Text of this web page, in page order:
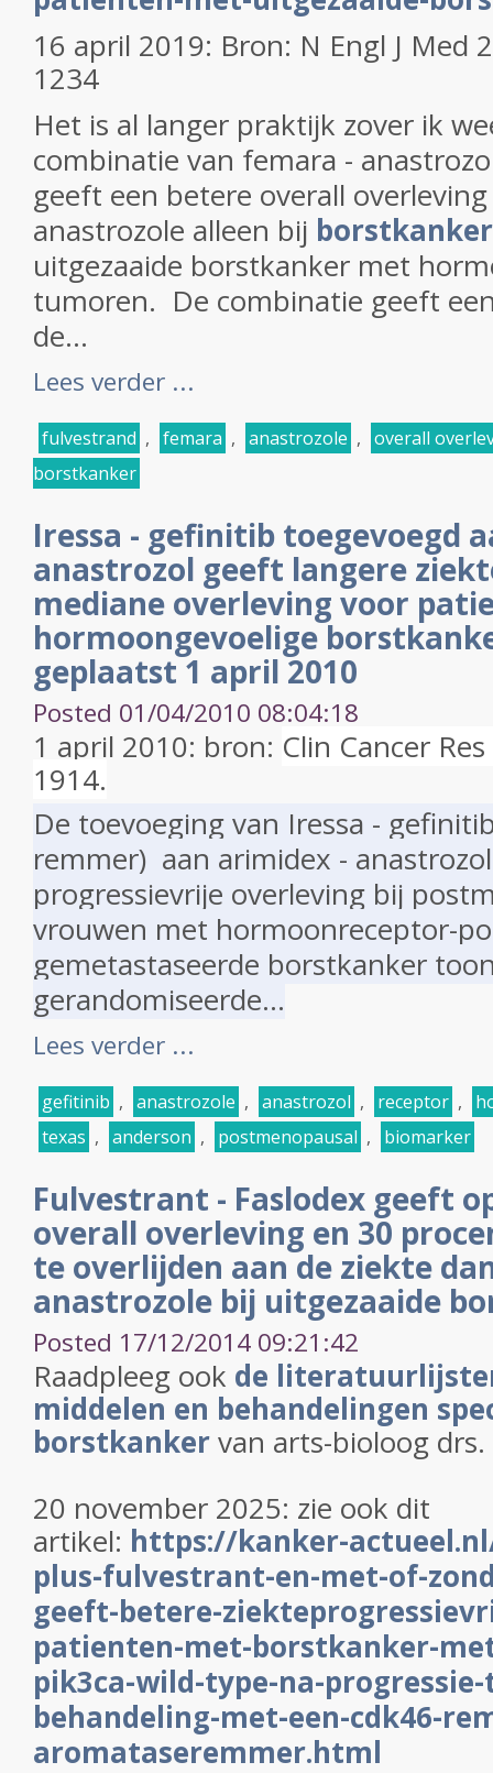
16 april 2019: Bron: N Engl J Med
1234
Het is al langer praktijk zover ik
combinatie van femara -
geeft een betere overall
anastrozole alleen bij
uitgezaaide borstkanker met
tumoren. De combinatie geeft
de...
Lees verder ...
fulvestrand , femara , anastrozole , overall
borstkanker
Iressa - gefinitib toegevoegd
anastrozol geeft langere
mediane overleving voor
hormoongevoelige
geplaatst 1 april 2010
Posted 01/04/2010 08:04:18
1 april 2010: bron: Clin Cancer
1914.
De toevoeging van Iressa -
remmer) aan arimidex -
progressievrije overleving bij
vrouwen met hormoonreceptor-
gemetastaseerde borstkanker
gerandomiseerde...
Lees verder ...
gefitinib , anastrozole , anastrozol , receptor ,
texas , anderson , postmenopausal , biomarker
Fulvestrant - Faslodex geeft
overall overleving en 30
te overlijden aan de ziekte
anastrozole bij uitgezaaide
Posted 17/12/2014 09:21:42
Raadpleeg ook de
middelen en behandelingen
borstkankervan arts-bioloog
20 november 2025: zie ook dit
artikel: https://kanker-
plus-fulvestrant-en-met-of-
geeft-betere-
patienten-met-borstkanker-
pik3ca-wild-type-na-
behandeling-met-een-cdk46-
aromataseremmer.html